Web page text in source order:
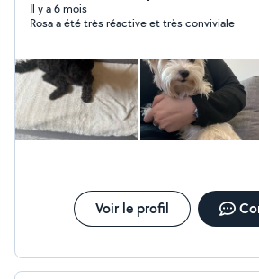
de pouvoir vous aider.
Il y a 6 mois
Rosa a été très réactive et très conviviale
Voir le profil